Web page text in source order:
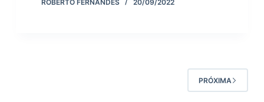
ROBERTO FERNANDES 20/09/2022
PRÓXIMA